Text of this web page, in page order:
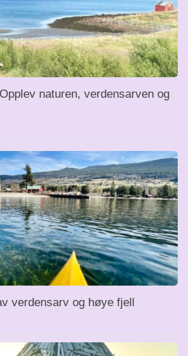
naturen, verdensarven og
verdensarv og høye fjell